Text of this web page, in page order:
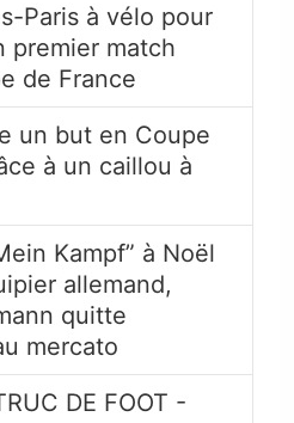
Paris à vélo pour
premier match
de France
un but en Coupe
à un caillou à
Kampf” à Noël
allemand,
quitte
mercato
DE FOOT -